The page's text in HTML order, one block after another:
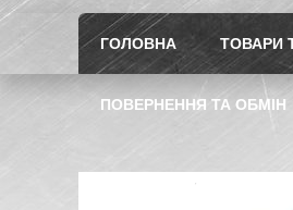
ГОЛОВНА ТОВАРИ
ПОВЕРНЕННЯ ТА ОБМІН